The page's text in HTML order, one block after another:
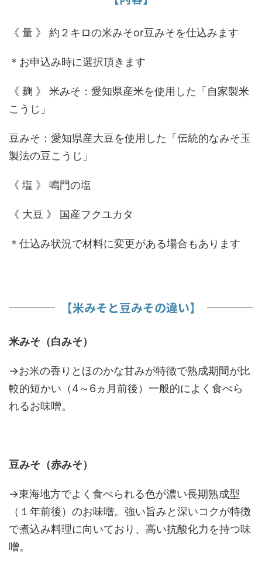
《 量 》 約２キロの米みそor豆みそを仕込みます
＊お申込み時に選択頂きます
《 麹 》 米みそ：愛知県産米を使用した「自家製米
こうじ」
豆みそ：愛知県産大豆を使用した「伝統的なみそ玉
製法の豆こうじ」
《 塩 》 鳴門の塩
《 大豆 》 国産フクユカタ
＊仕込み状況で材料に変更がある場合もあります
【米みそと豆みその違い】
米みそ（白みそ）
→お米の香りとほのかな甘みが特徴で熟成期間が比
較的短かい（4～6ヵ月前後）一般的によく食べら
れるお味噌。
豆みそ（赤みそ）
→東海地方でよく食べられる色が濃い長期熟成型
（１年前後）のお味噌。強い旨みと深いコクが特徴
で煮込み料理に向いており、高い抗酸化力を持つ味
噌。